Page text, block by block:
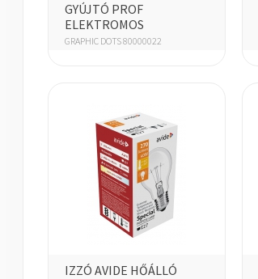
GYÚJTÓ PROF
ELEKTROMOS
GRAPHIC DOTS 80000022
IZZÓ AVIDE HŐÁLLÓ